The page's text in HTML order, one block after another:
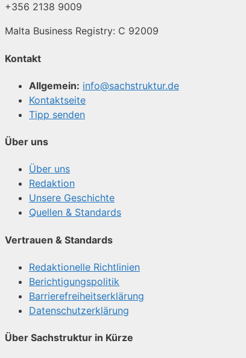
+356 2138 9009
Malta Business Registry: C 92009
Kontakt
Allgemein: info@sachstruktur.de
Kontaktseite
Tipp senden
Über uns
Über uns
Redaktion
Unsere Geschichte
Quellen & Standards
Vertrauen & Standards
Redaktionelle Richtlinien
Berichtigungspolitik
Barrierefreiheitserklärung
Datenschutzerklärung
Über Sachstruktur in Kürze